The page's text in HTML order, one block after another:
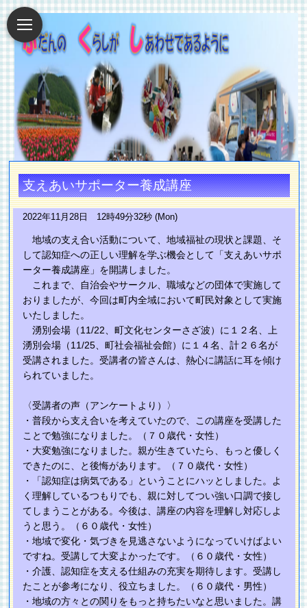
支えあいサポーター養成講座
2022年11月28日 12時49分32秒 (Mon)
地域の支え合い活動について、地域福祉の現状と課題、そ
して認知症への正しい理解を学ぶ機会として「支えあいサポ
ーター養成講座」を開講しました。
これまで、自治会やサークル、職域などの団体で実施して
おりましたが、今回は町内全域において町民対象として実施
いたしました。
湧別会場（11/22、町文化センターさざ波）に１２名、上
湧別会場（11/25、町社会福祉会館）に１４名、計２６名が
受講されました。受講者の皆さんは、熱心に講話に耳を傾け
られていました。
〈受講者の声（アンケートより）〉
・普段から支え合いを考えていたので、この講座を受講した
ことで勉強になりました。（７０歳代・女性）
・大変勉強になりました。親が生きていたら、もっと優しく
できたのに、と後悔があります。（７０歳代・女性）
・「認知症は病気である」ということにハッとしました。よ
く理解しているつもりでも、親に対してつい強い口調で接し
てしまうことがある。今後は、講座の内容を理解し対応しよ
うと思う。（６０歳代・女性）
・地域で変化・気づきを見逃さないようになっていけばよい
ですね。受講して大変よかったです。（６０歳代・女性）
・介護、認知症を支える仕組みの充実を期待します。受講し
たことが参考になり、役立ちました。（６０歳代・男性）
・地域の方々との関りをもっと持ちたいなと思いました。講